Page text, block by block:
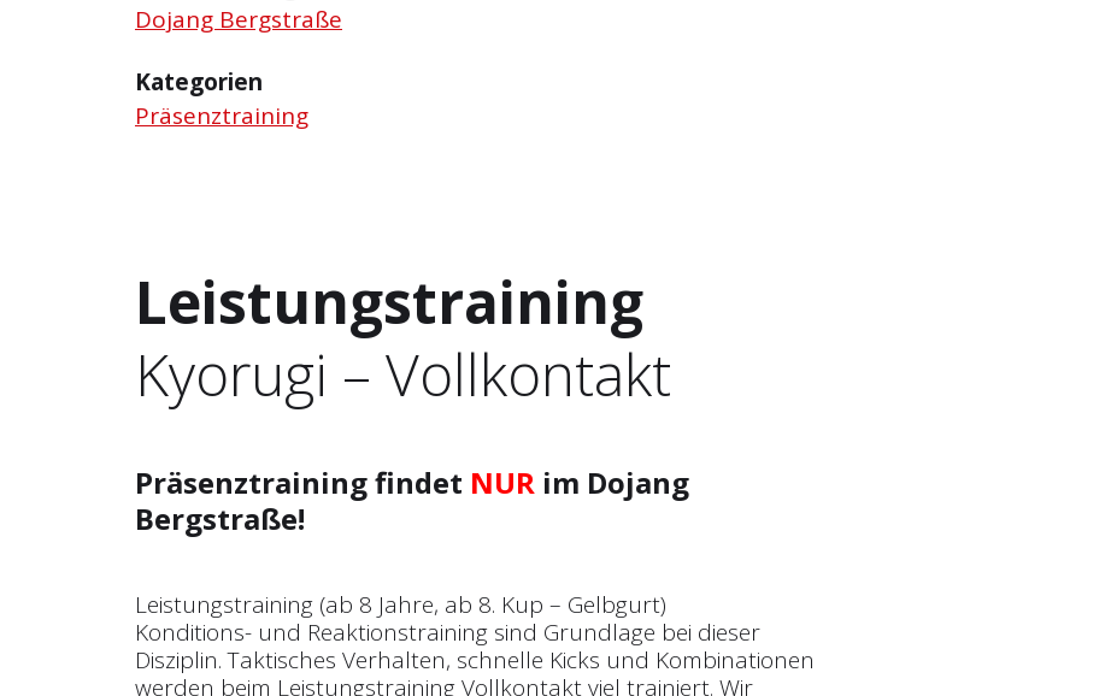
Dojang Bergstraße
Kategorien
Präsenztraining
Leistungstraining
Kyorugi – Vollkontakt
Präsenztraining findet NUR im Dojang
Bergstraße!
Leistungstraining (ab 8 Jahre, ab 8. Kup – Gelbgurt)
Konditions- und Reaktionstraining sind Grundlage bei dieser
Disziplin. Taktisches Verhalten, schnelle Kicks und Kombinationen
werden beim Leistungstraining Vollkontakt viel trainiert. Wir